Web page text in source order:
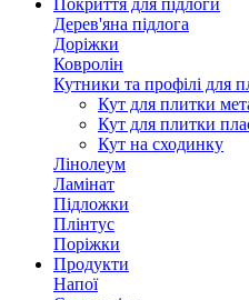
Покриття для підлоги
Дерев'яна підлога
Доріжки
Ковролін
Кутники та профілі для
Кут для плитки
Кут для плитки
Кут на сходинку
Лінолеум
Ламінат
Підложки
Плінтус
Поріжки
Продукти
Напої